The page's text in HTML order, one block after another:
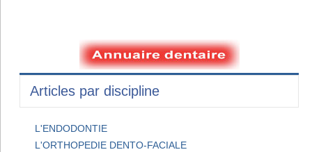
Articles par discipline
L'ENDODONTIE
L'ORTHOPEDIE DENTO-FACIALE